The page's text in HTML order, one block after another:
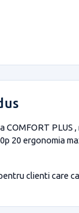
COMFORT
20 ergonomia
clienti care